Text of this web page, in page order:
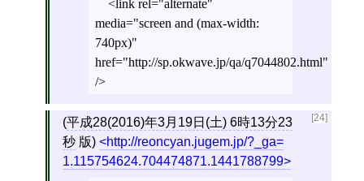
<link rel="alternate"
media="screen and (max-width:
740px)"
href="http://sp.okwave.jp/qa/q7044802.html"
/>
[24]
(平成28(2016)年3月19日(土) 6時13分23
秒版)
http://reoncyan.jugem.jp/?_ga=
1.115754624.704474871.1441788799